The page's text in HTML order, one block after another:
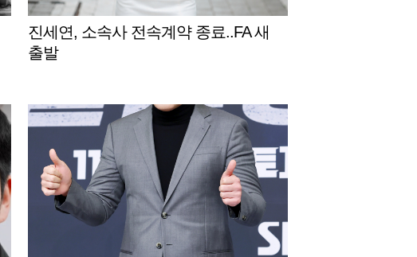
진세연, 소속사 전속계약 종료..FA 새
출발